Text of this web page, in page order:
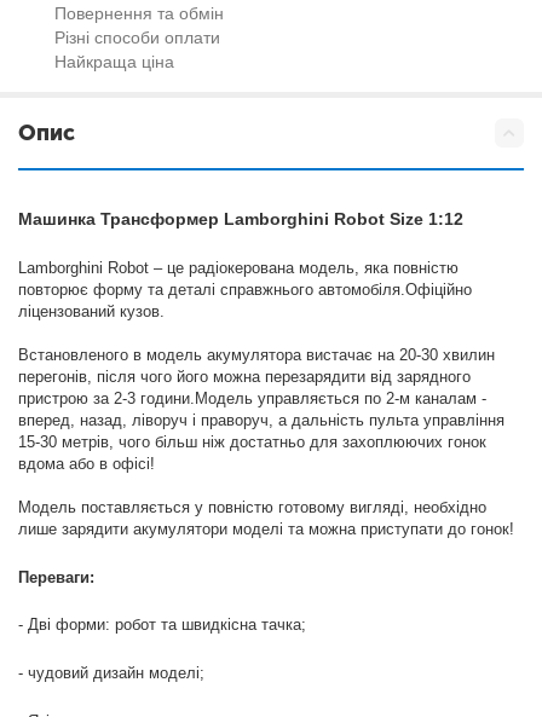
Повернення та обмін
Різні способи оплати
Найкраща ціна
Опис
Машинка Трансформер Lamborghini Robot Size 1:12
Lamborghini Robot – це радіокерована модель, яка повністю
повторює форму та деталі справжнього автомобіля.Офіційно
ліцензований кузов.
Встановленого в модель акумулятора вистачає на 20-30 хвилин
перегонів, після чого його можна перезарядити від зарядного
пристрою за 2-3 години.Модель управляється по 2-м каналам -
вперед, назад, ліворуч і праворуч, а дальність пульта управління
15-30 метрів, чого більш ніж достатньо для захоплюючих гонок
вдома або в офісі!
Модель поставляється у повністю готовому вигляді, необхідно
лише зарядити акумулятори моделі та можна приступати до гонок!
Переваги:
- Дві форми: робот та швидкісна тачка;
- чудовий дизайн моделі;